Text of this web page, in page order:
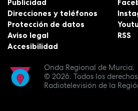
Onda Regional de Murcia.
© 2026. Todos los
Radiotelevisión de la
Publicidad
Direcciones y teléfonos
Protección de datos
Aviso legal
Accesibilidad
RSS